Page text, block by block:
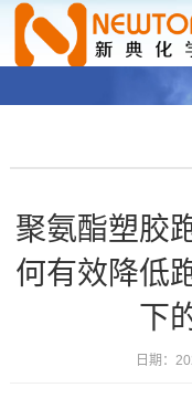
聚氨酯塑胶
何有效降低
下
日期：